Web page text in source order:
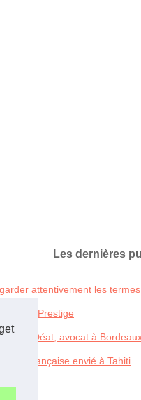
Les dernières
attentivement les
- Koi Prestige
Déat, avocat à
à la française envié à Tahiti